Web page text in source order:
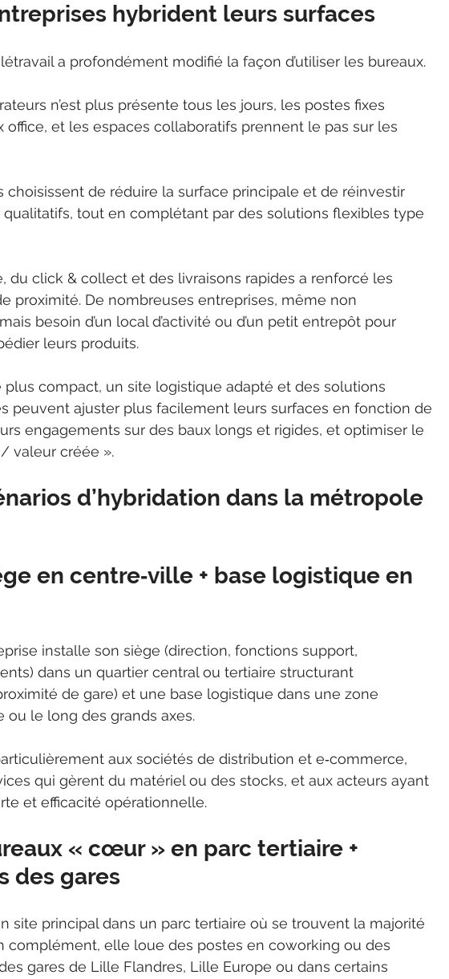
hybrident leurs surfaces
a profondément modifié la façon d’utiliser les bureaux.
n’est plus présente tous les jours, les postes fixes
office, et les espaces collaboratifs prennent le pas sur les
choisissent de réduire la surface principale et de réinvestir
tout en complétant par des solutions flexibles type
du click & collect et des livraisons rapides a renforcé les
proximité. De nombreuses entreprises, même non
besoin d’un local d’activité ou d’un petit entrepôt pour
leurs produits.
plus compact, un site logistique adapté et des solutions
peuvent ajuster plus facilement leurs surfaces en fonction de
engagements sur des baux longs et rigides, et optimiser le
valeur créée ».
d’hybridation dans la métropole
en centre‑ville + base logistique en
installe son siège (direction, fonctions support,
dans un quartier central ou tertiaire structurant
de gare) et une base logistique dans une zone
ou le long des grands axes.
aux sociétés de distribution et e‑commerce,
qui gèrent du matériel ou des stocks, et aux acteurs ayant
et efficacité opérationnelle.
« cœur » en parc tertiaire +
des gares
site principal dans un parc tertiaire où se trouvent la majorité
complément, elle loue des postes en coworking ou des
gares de Lille Flandres, Lille Europe ou dans certains